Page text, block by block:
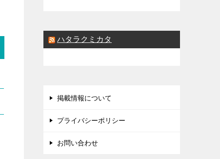
ハタラクミカタ
掲載情報について
プライバシーポリシー
お問い合わせ